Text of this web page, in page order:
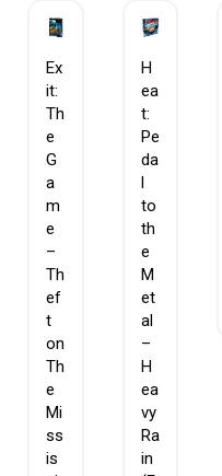
Ex
it:
Th
e
G
a
m
e
–
Th
ef
t
on
Th
e
Mi
ss
is
H
ea
t:
Pe
da
l
to
th
e
M
et
al
–
H
ea
vy
Ra
in